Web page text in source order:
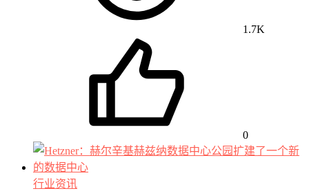
1.7K
0
行业资讯